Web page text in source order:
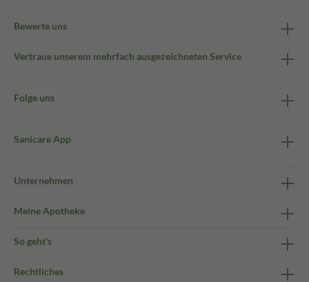
Bewerte uns
Vertraue unserem mehrfach ausgezeichneten Service
Folge uns
Sanicare App
Unternehmen
Meine Apotheke
So geht's
Rechtliches